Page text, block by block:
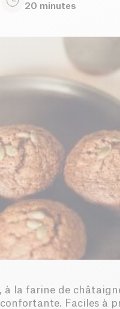
20 minutes
à la farine de
Faciles à